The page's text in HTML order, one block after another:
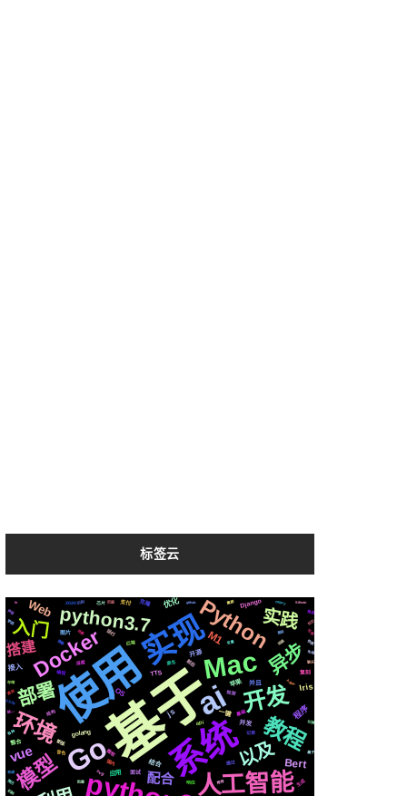
标签云
基于
使用
系统
ai
实现
Go
Mac
人工智能
开发
Python
环境 教程
Docker
模型
部署
python3.7
异步
入门
以及
实践
搭建
配合
vue
Web
Bert
M1
优化
程序
js
Iris
OS
接入
golang
TTS
Django
一键
结合
苹果
并发
开源
并且
应用 面试
api
图片
整合
复刻
支付 克隆
原生
芯片
前后
检测
基础
2020
微软
国内
后端
深度
记录
编程
通过
新版
svg
生成
结构
运行
音色
响应
变量
推荐
celery
场景
阻塞
镜像
Apple
各种
存储
Silicon
遇到
统一
CSS3
github
切换
动画
爬虫
属于
io
聊天
合成
页面
简历
快速
布局
识别 集群
可用
声音
机制
社交
数据
推送